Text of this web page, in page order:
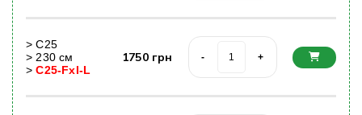
>С25
>230 cм
>C25-FxI-L
1750 грн - +